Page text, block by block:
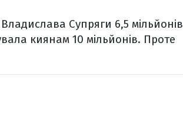
Супряги 6,5 мільйонів
киянам 10 мільйонів. Проте